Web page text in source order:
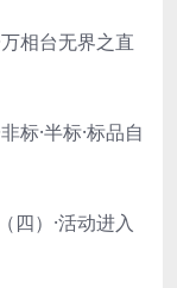
相台无界之直
标·半标·标品自
四）·活动进入